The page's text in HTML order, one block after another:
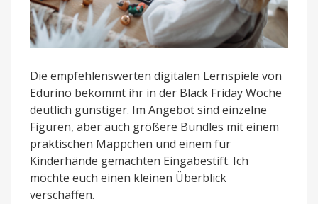
Die empfehlenswerten digitalen Lernspiele von
Edurino bekommt ihr in der Black Friday Woche
deutlich günstiger. Im Angebot sind einzelne
Figuren, aber auch größere Bundles mit einem
praktischen Mäppchen und einem für
Kinderhände gemachten Eingabestift. Ich
möchte euch einen kleinen Überblick
verschaffen.